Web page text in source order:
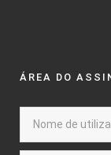
ÁREA DO